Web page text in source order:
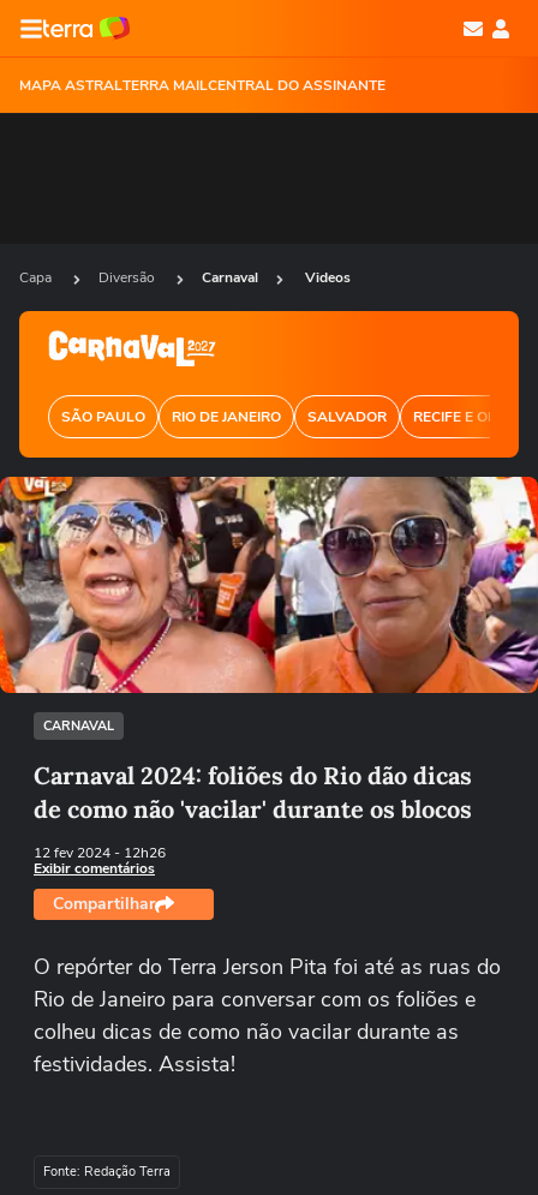
MAPA ASTRALTERRA MAILCENTRAL DO ASSINANTE
Capa Diversão Carnaval Videos
SÃO PAULO RIO DE JANEIRO SALVADOR RECIFE E OLINDA
Ops!
Não foi possível reproduzir o vídeo
Tentar novamente
CARNAVAL
Carnaval 2024: foliões do Rio dão dicas
de como não 'vacilar' durante os blocos
12 fev 2024- 12h26
Exibir comentários
Compartilhar
O repórter do Terra Jerson Pita foi até as ruas do
Rio de Janeiro para conversar com os foliões e
colheu dicas de como não vacilar durante as
festividades. Assista!
Fonte: Redação Terra